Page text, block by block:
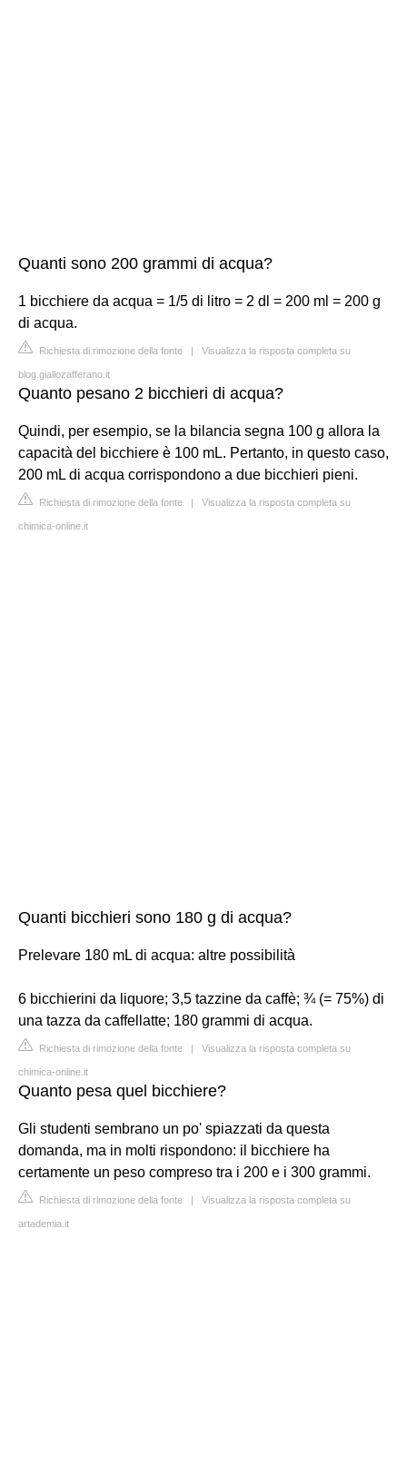
Quanti sono 200 grammi di acqua?
1 bicchiere da acqua = 1/5 di litro = 2 dl = 200 ml = 200 g
di acqua.
Richiesta di rimozione della fonte | Visualizza la risposta completa su
blog.giallozafferano.it
Quanto pesano 2 bicchieri di acqua?
Quindi, per esempio, se la bilancia segna 100 g allora la
capacità del bicchiere è 100 mL. Pertanto, in questo caso,
200 mL di acqua corrispondono a due bicchieri pieni.
Richiesta di rimozione della fonte | Visualizza la risposta completa su
chimica-online.it
Quanti bicchieri sono 180 g di acqua?
Prelevare 180 mL di acqua: altre possibilità
6 bicchierini da liquore; 3,5 tazzine da caffè; ¾ (= 75%) di
una tazza da caffellatte; 180 grammi di acqua.
Richiesta di rimozione della fonte | Visualizza la risposta completa su
chimica-online.it
Quanto pesa quel bicchiere?
Gli studenti sembrano un po' spiazzati da questa
domanda, ma in molti rispondono: il bicchiere ha
certamente un peso compreso tra i 200 e i 300 grammi.
Richiesta di rimozione della fonte | Visualizza la risposta completa su
artademia.it